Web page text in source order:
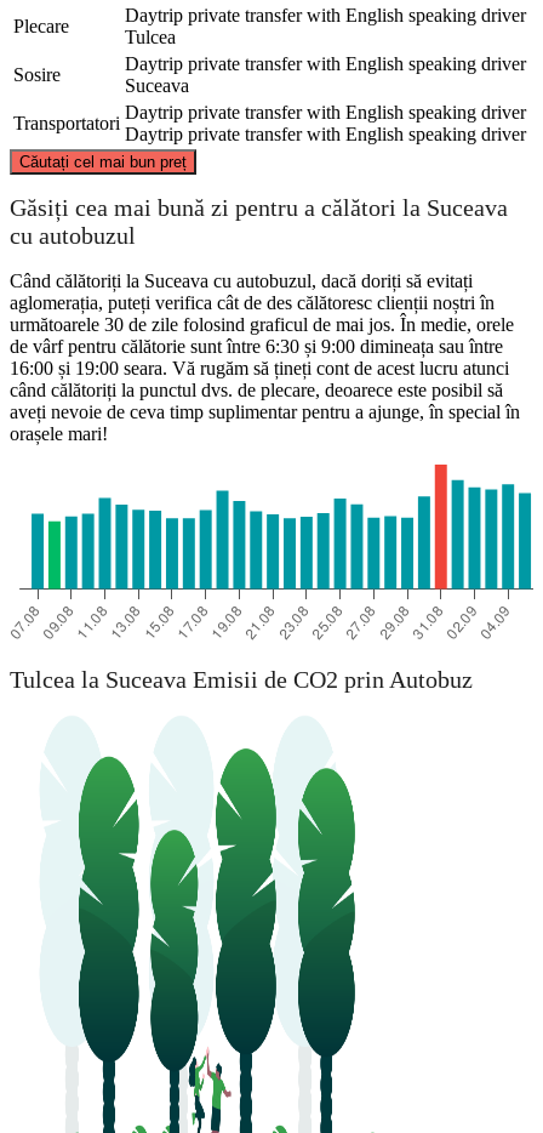
Plecare
Daytrip private transfer with English speaking driver
Tulcea
Sosire
Daytrip private transfer with English speaking driver
Suceava
Transportatori
Daytrip private transfer with English speaking driver
Daytrip private transfer with English speaking driver
Căutați cel mai bun preț
©CARTO, ©OpenStreetMapcontributors
Găsiți cea mai bună zi pentru a călători la Suceava
cu autobuzul
Când călătoriți la Suceava cu autobuzul, dacă doriți să evitați
aglomerația, puteți verifica cât de des călătoresc clienții noștri în
următoarele 30 de zile folosind graficul de mai jos. În medie, orele
de vârf pentru călătorie sunt între 6:30 și 9:00 dimineața sau între
16:00 și 19:00 seara. Vă rugăm să țineți cont de acest lucru atunci
când călătoriți la punctul dvs. de plecare, deoarece este posibil să
aveți nevoie de ceva timp suplimentar pentru a ajunge, în special în
orașele mari!
Tulcea la Suceava Emisii de CO2 prin Autobuz